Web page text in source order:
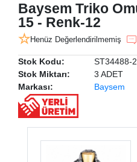
Baysem Triko
15 - Renk-12
Henüz Değerlendirilmemiş
Stok Kodu:
ST34488-
Stok Miktarı:
3 ADET
Markası:
Baysem